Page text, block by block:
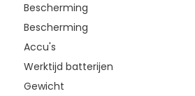
Bescherming
Bescherming
Accu's
Werktijd batterijen
Gewicht